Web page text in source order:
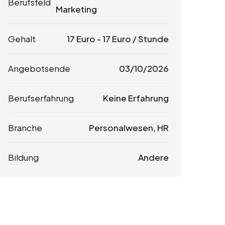
Berufsfeld
Marketing
Gehalt 17 Euro -17 Euro / Stunde
Angebotsende 03/10/2026
Berufserfahrung Keine Erfahrung
Branche Personalwesen, HR
Bildung Andere